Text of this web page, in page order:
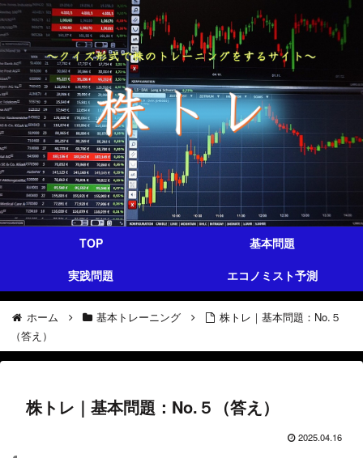
TOP
基本問題
実践問題
エコノミスト予測
ホーム 基本トレーニング
株トレ｜基本問題：No.５
（答え）
株トレ｜基本問題：No.５（答え）
2025.04.16